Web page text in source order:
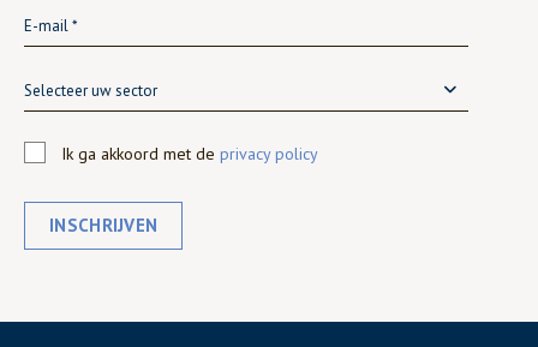
Selecteer uw sector
Ik ga akkoord met de privacy policy
INSCHRIJVEN